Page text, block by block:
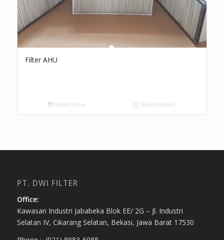
Filter AHU
Read more Show Details
PT. DWI FILTER
Office:
Kawasan Industri Jababeka Blok EE/ 2G – Jl. Industri
Selatan IV, Cikarang Selatan, Bekasi, Jawa Barat 17530